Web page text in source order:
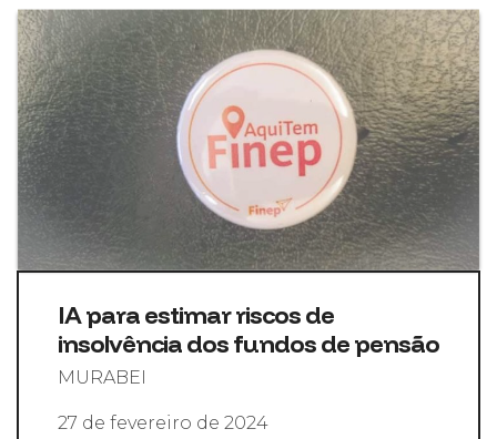
IA para estimar riscos de
insolvência dos fundos de pensão
MURABEI
27 de fevereiro de 2024